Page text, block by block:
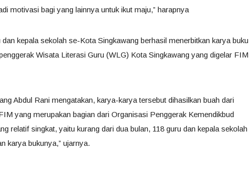
motivasi bagi yang lainnya untuk ikut maju,” harapnya
kepala sekolah se-Kota Singkawang berhasil menerbitkan karya buku
Wisata Literasi Guru (WLG) Kota Singkawang yang digelar FIM
Abdul Rani mengatakan, karya-karya tersebut dihasilkan buah dari
yang merupakan bagian dari Organisasi Penggerak Kemendikbud
relatif singkat, yaitu kurang dari dua bulan, 118 guru dan kepala sekolah
karya bukunya,” ujarnya.